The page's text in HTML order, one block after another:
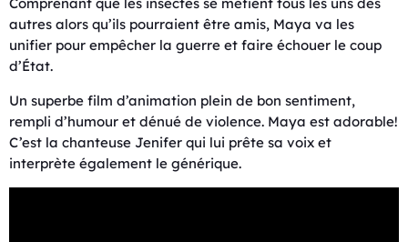
autres alors qu’ils pourraient être amis, Maya va les
unifier pour empêcher la guerre et faire échouer le coup
d’État.
Un superbe film d’animation plein de bon sentiment,
rempli d’humour et dénué de violence. Maya est adorable!
C’est la chanteuse Jenifer qui lui prête sa voix et
interprète également le générique.